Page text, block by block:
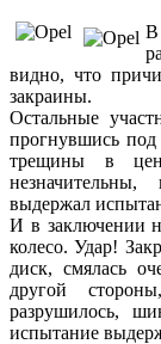
В
видно, что
закраины.
Остальные
прогнувшись
трещины в
выдержал
И в заключении
колесо. Удар!
диск, смялась
другой
разрушилось,
испытание